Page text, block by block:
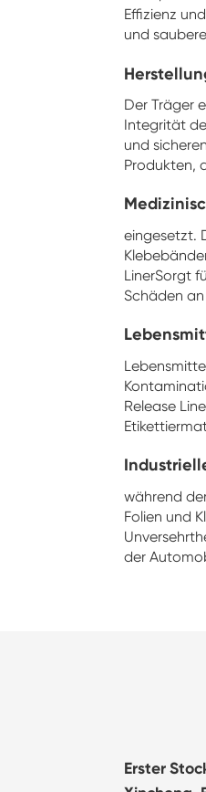
Effizienz
und
Der Träger
Integrität
und
Produkten,
eingesetzt.
LinerSorgt
Schäden
Release
während
Folien und
der
Erster